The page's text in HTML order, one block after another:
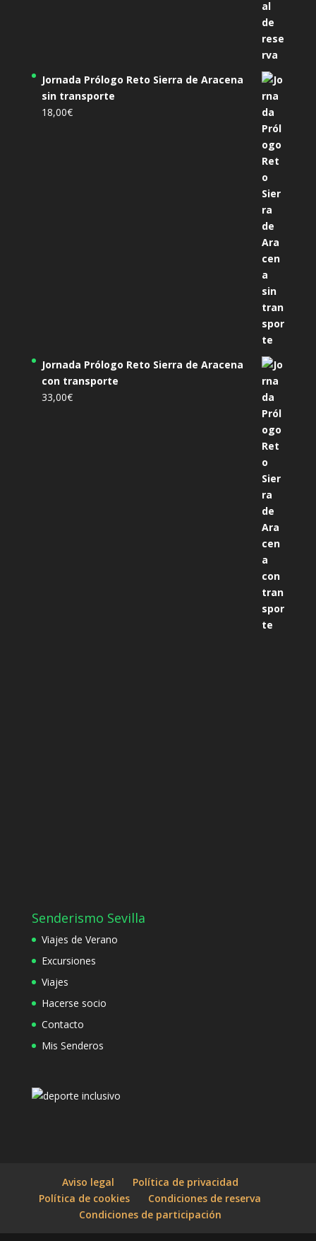
Jornada Prólogo Reto Sierra de Aracena
sin transporte
18,00€
Jornada Prólogo Reto Sierra de Aracena
con transporte
33,00€
Senderismo Sevilla
Viajes de Verano
Excursiones
Viajes
Hacerse socio
Contacto
Mis Senderos
Aviso legal
Política de privacidad
Política de cookies
Condiciones de reserva
Condiciones de participación